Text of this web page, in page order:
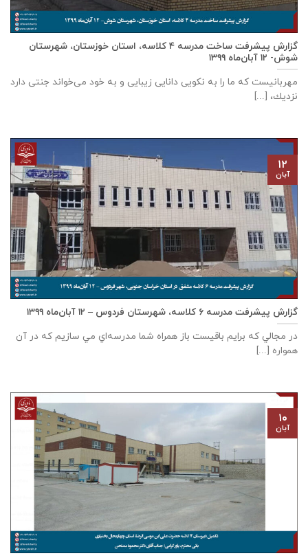
گزارش پیشرفت ساخت مدرسه ٤ كلاسه، استان خوزستان، شهرستان
شوش- ۱۲ آبان‌ماه ۱۳۹۹
مهربانيست كه ما را به نكويی دانايی زيبايی و به خود می‌خواند جنتی دارد
نزديك، [...]
گزارش پیشرفت مدرسه ٦ كلاسه، شهرستان فردوس – ۱۲ آبان‌ماه ۱۳۹۹
در مجالي که برايم باقيست باز همراه شما مدرسه‌اي مي سازيم که در آن
همواره [...]
۱۲
آبان
۱۰
آبان